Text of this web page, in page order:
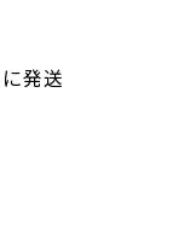
発送